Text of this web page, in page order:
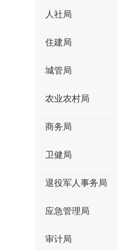
人社局
住建局
城管局
农业农村局
商务局
卫健局
退役军人事务局
应急管理局
审计局